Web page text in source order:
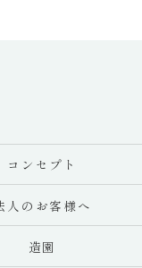
コンセプト
人のお客様へ
造園